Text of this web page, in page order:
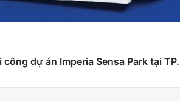
công dự án Imperia Sensa Park tại